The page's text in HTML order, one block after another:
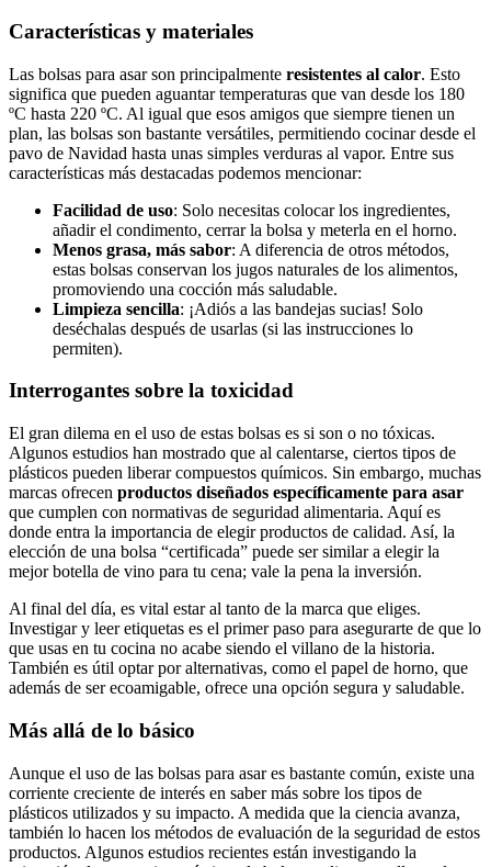
Características y materiales
Las bolsas para asar son principalmente resistentes‍ al calor. Esto
significa que ⁣pueden aguantar temperaturas que van⁣ desde los⁤ 180
ºC hasta 220 ºC. ⁣Al igual que​ esos‍ amigos ‌que siempre⁤ tienen un
plan, ‍las ​bolsas son‍ bastante versátiles, ​permitiendo cocinar desde el
pavo de Navidad hasta unas ‌simples verduras al vapor. ⁣Entre sus
⁢características más destacadas podemos‍ mencionar:
Facilidad de uso: Solo necesitas colocar los ingredientes,
añadir el condimento, cerrar ⁤la bolsa⁢ y meterla en el horno.
Menos ⁢grasa, más⁤ sabor: A ⁢diferencia de⁣ otros métodos,
estas bolsas conservan los jugos naturales de los ⁤alimentos,
promoviendo una cocción más saludable.
Limpieza sencilla: ⁤¡Adiós a ⁤las bandejas​ sucias! Solo
deséchalas después de usarlas‍ (si ​las instrucciones lo
⁣permiten).
Interrogantes⁤ sobre la⁣ toxicidad
El gran dilema en el uso de estas ⁢bolsas ‍es si son o no tóxicas.‍
Algunos estudios han mostrado que al calentarse, ​ciertos tipos de
plásticos pueden‌ liberar ‌compuestos químicos.‌ Sin embargo, muchas
⁣marcas ofrecen productos diseñados específicamente para asar
⁣que‍ cumplen con⁣ normativas ​de seguridad alimentaria. Aquí es
donde​ entra la importancia de elegir productos de ⁢calidad. Así, la
elección de una bolsa “certificada” puede ‍ser similar⁢ a elegir la
⁣mejor botella de vino para tu cena; vale‌ la pena la inversión.
Al final del día, ​es ⁣vital​ estar al​ tanto de la marca que eliges.
Investigar y leer etiquetas es el primer paso para asegurarte⁣ de que ‍lo
que usas ⁢en tu ‌cocina no acabe ⁣siendo el ⁢villano de‍ la⁢ historia.
También es útil optar por alternativas, como‌ el ⁢papel​ de⁤ horno,⁤ que
además de ​ser ecoamigable, ofrece una opción‍ segura ​y‌ saludable.
Más ⁤allá de lo⁤ básico
Aunque⁢ el uso ‍de las ⁢bolsas para‍ asar es ‌bastante‍ común, existe una
corriente creciente de interés en saber más​ sobre los tipos⁢ de ​
plásticos utilizados y su​ impacto.​ A medida​ que la ciencia avanza,
también lo hacen los métodos ‌de ‍evaluación de la seguridad de estos
productos. Algunos​ estudios ​recientes están investigando la⁢